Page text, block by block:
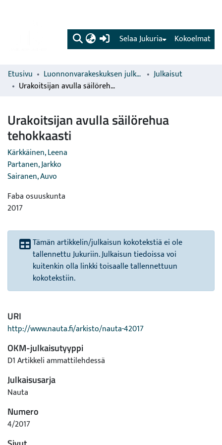
(current) Kokoelmat
Selaa Jukuria
Etusivu Luonnonvarakeskuksen julkaisut
Julkaisut
Urakoitsijan avulla säilörehua tehokkaasti
Urakoitsijan avulla säilörehua
tehokkaasti
Kärkkäinen, Leena
Partanen, Jarkko
Sairanen, Auvo
Faba osuuskunta
2017
Tämän artikkelin/julkaisun kokotekstiä ei ole
tallennettu Jukuriin. Julkaisun tiedoissa voi
kuitenkin olla linkki toisaalle tallennettuun
kokotekstiin.
URI
http://www.nauta.fi/arkisto/nauta-42017
OKM-julkaisutyyppi
D1 Artikkeli ammattilehdessä
Julkaisusarja
Nauta
Numero
4/2017